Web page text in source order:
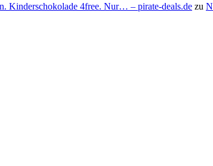
Kinderschokolade 4free. Nur… – pirate-deals.de zu